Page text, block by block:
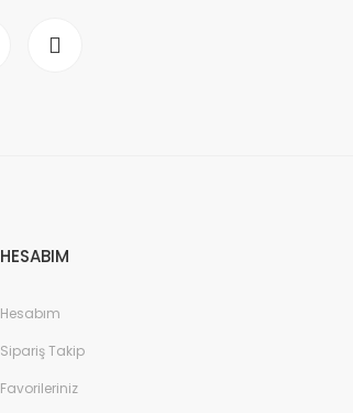
HESABIM
Hesabım
Sipariş Takip
Favorileriniz